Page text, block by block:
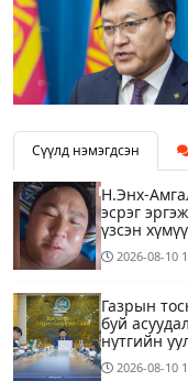
Сүүлд нэмэгдсэн
Н.Энх-
эсрэг
үзсэн
ярьж өгч
2026-08-10
Газрын
буй
нутгийн
2026-08-10